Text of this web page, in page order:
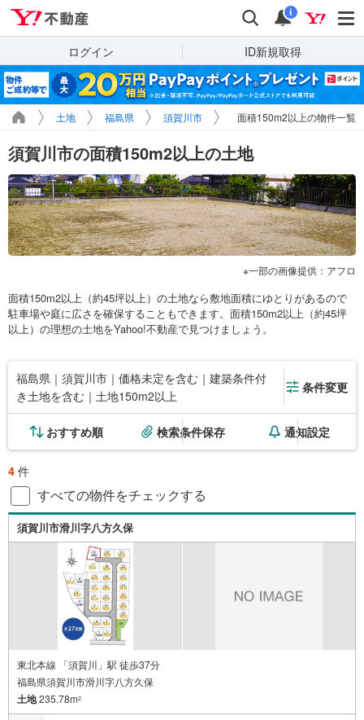
検索 通知
i
ログイン ID新規取得
土地 福島県 須賀川市 面積150m2以上の物件一覧
須賀川市の面積150m2以上の土地
一部の画像提供：アフロ
面積150m2以上（約45坪以上）の土地なら敷地面積にゆとりがあるので
駐車場や庭に広さを確保することもできます。面積150m2以上（約45坪
以上）の理想の土地をYahoo!不動産で見つけましょう。
福島県｜須賀川市｜価格未定を含む｜建築条件付
き土地を含む｜土地150m2以上
条件変更
おすすめ順 検索条件保存 通知設定
4 件
すべての物件をチェックする
須賀川市滑川字八方久保
東北本線 「須賀川」駅 徒歩37分
福島県須賀川市滑川字八方久保
土地235.78m2